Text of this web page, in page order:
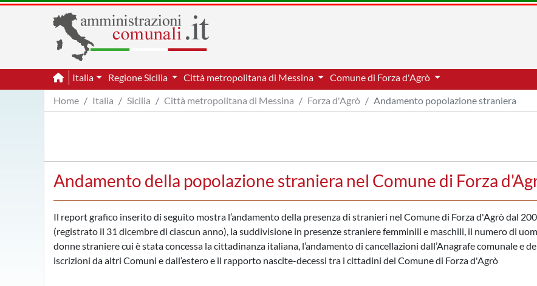
Italia Regione Sicilia Città metropolitana di Messina Comune di Forza d'Agrò
Home
Italia Sicilia Città metropolitana di Messina Forza d'Agrò Andamento popolazione straniera
Andamento della popolazione straniera nel Comune di Forza
Il report grafico inserito di seguito mostra l’andamento della presenza di stranieri nel Comune di Forza d'Agrò dal
(registrato il 31 dicembre di ciascun anno), la suddivisione in presenze straniere femminili e maschili, il numero di
donne straniere cui è stata concessa la cittadinanza italiana, l’andamento di cancellazioni dall’Anagrafe comunale e
iscrizioni da altri Comuni e dall’estero e il rapporto nascite-decessi tra i cittadini del Comune di Forza d'Agrò